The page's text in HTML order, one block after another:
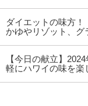
ダイエットの味方
かゆやリゾット、グ
【今日の献立】
軽にハワイの味を楽